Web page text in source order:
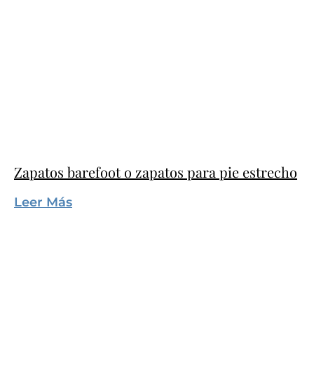
Zapatos barefoot o zapatos para pie estrecho
Leer Más